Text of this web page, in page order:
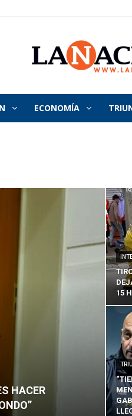
La
Nación
ECONOMÍA
HACER
15